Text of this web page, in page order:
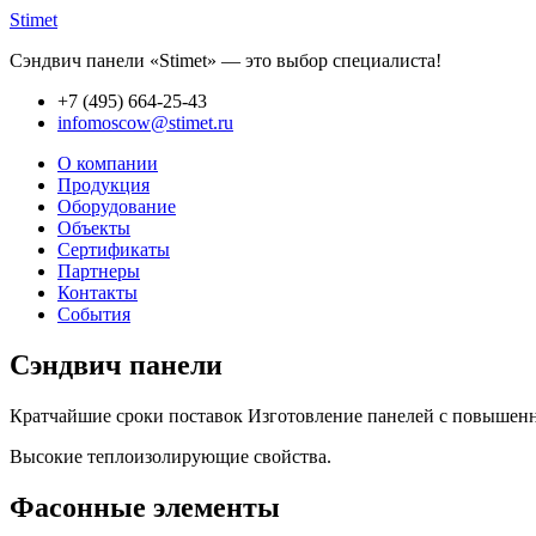
Stimet
Сэндвич панели «Stimet» — это выбор специалиста!
+7 (495) 664-25-43
infomoscow@stimet.ru
О компании
Продукция
Оборудование
Объекты
Сертификаты
Партнеры
Контакты
События
Сэндвич панели
Кратчайшие сроки поставок Изготовление панелей с
Высокие теплоизолирующие свойства.
Фасонные элементы